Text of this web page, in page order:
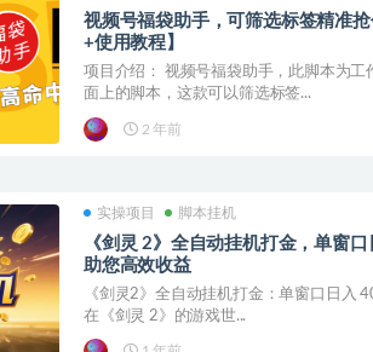
视频号福袋助手，可筛选标签精准
+使用教程】
项目介绍： 视频号福袋助手，此脚本为工
面上的脚本，这款可以筛选标签...
2 年前
实操项目 脚本挂机
《剑灵 2》全自动挂机打金，单窗
助您高效收益
《剑灵2》全自动挂机打金：单窗口日入
在《剑灵 2》的游戏世...